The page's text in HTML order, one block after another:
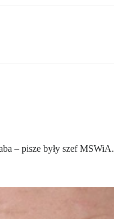
– pisze były szef MSWiA.